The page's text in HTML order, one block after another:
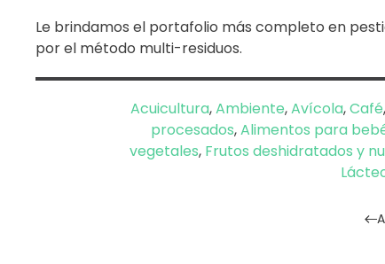
Le brindamos el portafolio más completo en
por el método multi-residuos.
Acuicultura,Ambiente,Avícola,Café,
procesados,Alimentos para
vegetales, Frutos deshidratados y